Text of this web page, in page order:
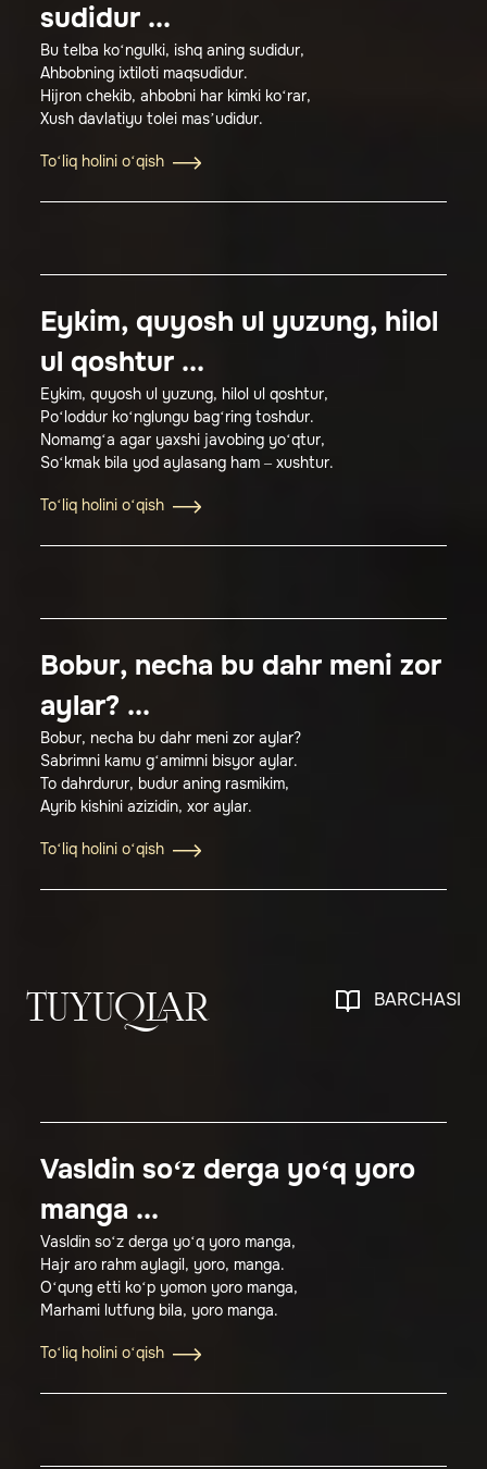
sudidur ...
Bu telba ko‘ngulki, ishq aning sudidur,
Аhbobning ixtiloti maqsudidur.
Hijron chekib, ahbobni har kimki ko‘rar,
Xush davlatiyu tolei mas’udidur.
To‘liq holini o‘qish
Eykim, quyosh ul yuzung, hilol
ul qoshtur ...
Eykim, quyosh ul yuzung, hilol ul qoshtur,
Po‘loddur ko‘nglungu bag‘ring toshdur.
Nomamg‘a agar yaxshi javobing yo‘qtur,
So‘kmak bila yod aylasang ham – xushtur.
To‘liq holini o‘qish
Bobur, necha bu dahr meni zor
aylar? ...
Bobur, necha bu dahr meni zor aylar?
Sabrimni kamu g‘amimni bisyor aylar.
To dahrdurur, budur aning rasmikim,
Аyrib kishini azizidin, xor aylar.
To‘liq holini o‘qish
TUYUQLAR BARCHASI
Vasldin so‘z derga yo‘q yoro
manga ...
Vasldin so‘z derga yo‘q yoro manga,
Hajr aro rahm aylagil, yoro, manga.
O‘qung etti ko‘p yomon yoro manga,
Marhami lutfung bila, yoro manga.
To‘liq holini o‘qish